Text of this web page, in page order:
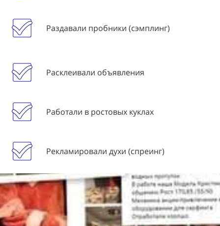
Раздавали пробники (сэмплинг)
Расклеивали объявления
Работали в ростовых куклах
Рекламировали духи (спреинг)